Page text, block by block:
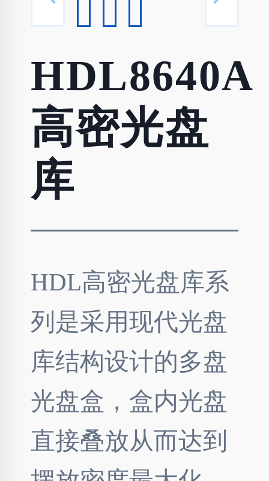
HDL8640A
高密光盘
库
HDL高密光盘库系
列是采用现代光盘
库结构设计的多盘
光盘盒，盒内光盘
直接叠放从而达到